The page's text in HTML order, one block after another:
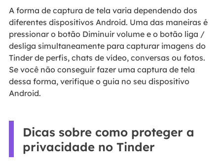
A forma de captura de tela varia dependendo dos
diferentes dispositivos Android. Uma das maneiras é
pressionar o botão Diminuir volume e o botão liga /
desliga simultaneamente para capturar imagens do
Tinder de perfis, chats de vídeo, conversas ou fotos.
Se você não conseguir fazer uma captura de tela
dessa forma, verifique o guia no seu dispositivo
Android.
Dicas sobre como proteger a
privacidade no Tinder